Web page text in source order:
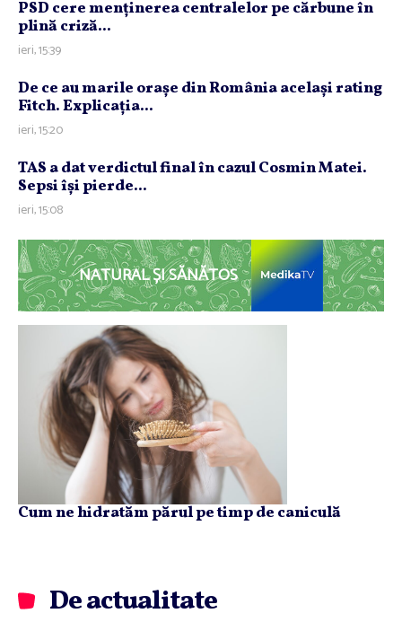
PSD cere menţinerea centralelor pe cărbune în
plină criză...
ieri, 15:39
De ce au marile oraşe din România acelaşi rating
Fitch. Explicaţia...
ieri, 15:20
TAS a dat verdictul final în cazul Cosmin Matei.
Sepsi îşi pierde...
ieri, 15:08
NATURAL ȘI SĂNĂTOS
Cum ne hidratăm părul pe timp de caniculă
De actualitate